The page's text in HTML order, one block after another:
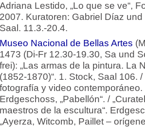
Adriana Lestido, „Lo que se ve“,
2007. Kuratoren: Gabriel Díaz
Saal. 11.3.-20.4.
Museo Nacional de Bellas Artes
1473 (Di-Fr 12.30-19.30, Sa und
frei): „Las armas de la pintura. La
(1852-1870)“. 1. Stock, Saal 106.
fotografía y video contemporáneo.
Erdgeschoss, „Pabellón“. /
maestros de la escultura“.
„Ayerza, Witcomb, Paillet –